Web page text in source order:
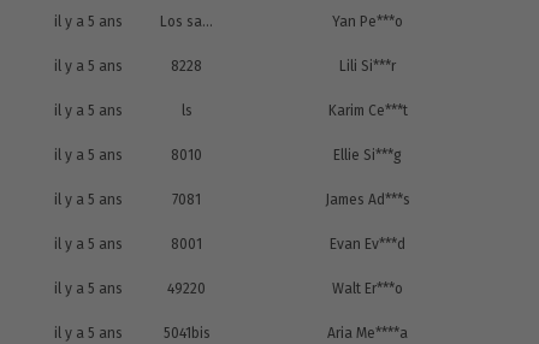
il y a 5 ans Los santos Yan Pe***o
il y a 5 ans 8228 Lili Si***r
il y a 5 ans ls Karim Ce***t
il y a 5 ans 8010 Ellie Si***g
il y a 5 ans 7081 James Ad***s
il y a 5 ans 8001 Evan Ev***d
il y a 5 ans 49220 Walt Er***o
il y a 5 ans 5041bis Aria Me****a